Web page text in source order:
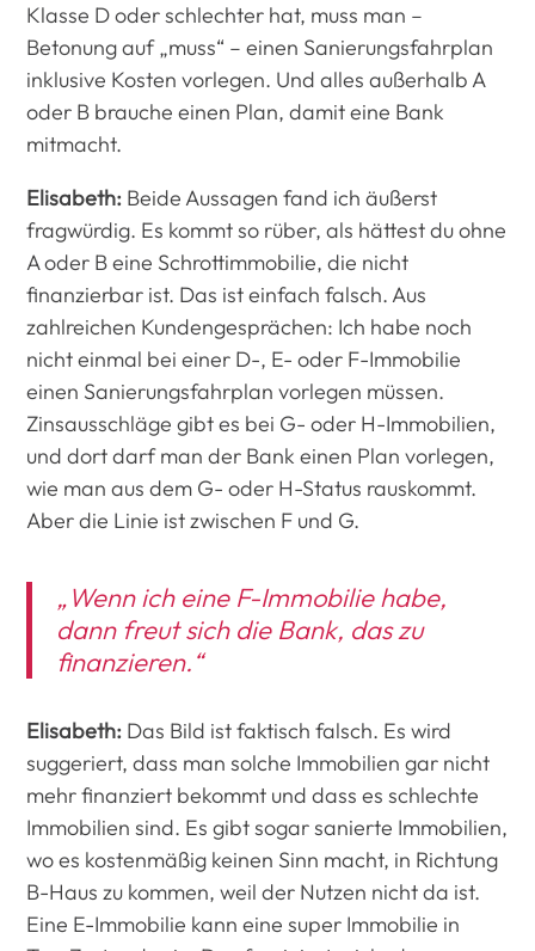
Klasse D oder schlechter hat, muss man –
Betonung auf „muss“ – einen Sanierungsfahrplan
inklusive Kosten vorlegen. Und alles außerhalb A
oder B brauche einen Plan, damit eine Bank
mitmacht.
Elisabeth: Beide Aussagen fand ich äußerst
fragwürdig. Es kommt so rüber, als hättest du ohne
A oder B eine Schrottimmobilie, die nicht
finanzierbar ist. Das ist einfach falsch. Aus
zahlreichen Kundengesprächen: Ich habe noch
nicht einmal bei einer D-, E- oder F-Immobilie
einen Sanierungsfahrplan vorlegen müssen.
Zinsausschläge gibt es bei G- oder H-Immobilien,
und dort darf man der Bank einen Plan vorlegen,
wie man aus dem G- oder H-Status rauskommt.
Aber die Linie ist zwischen F und G.
„Wenn ich eine F-Immobilie habe,
dann freut sich die Bank, das zu
finanzieren.“
Elisabeth: Das Bild ist faktisch falsch. Es wird
suggeriert, dass man solche Immobilien gar nicht
mehr finanziert bekommt und dass es schlechte
Immobilien sind. Es gibt sogar sanierte Immobilien,
wo es kostenmäßig keinen Sinn macht, in Richtung
B-Haus zu kommen, weil der Nutzen nicht da ist.
Eine E-Immobilie kann eine super Immobilie in